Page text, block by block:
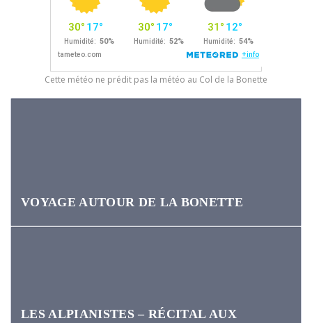
Cette météo ne prédit pas la météo au Col de la Bonette
VOYAGE AUTOUR DE LA BONETTE
LES ALPIANISTES – RÉCITAL AUX